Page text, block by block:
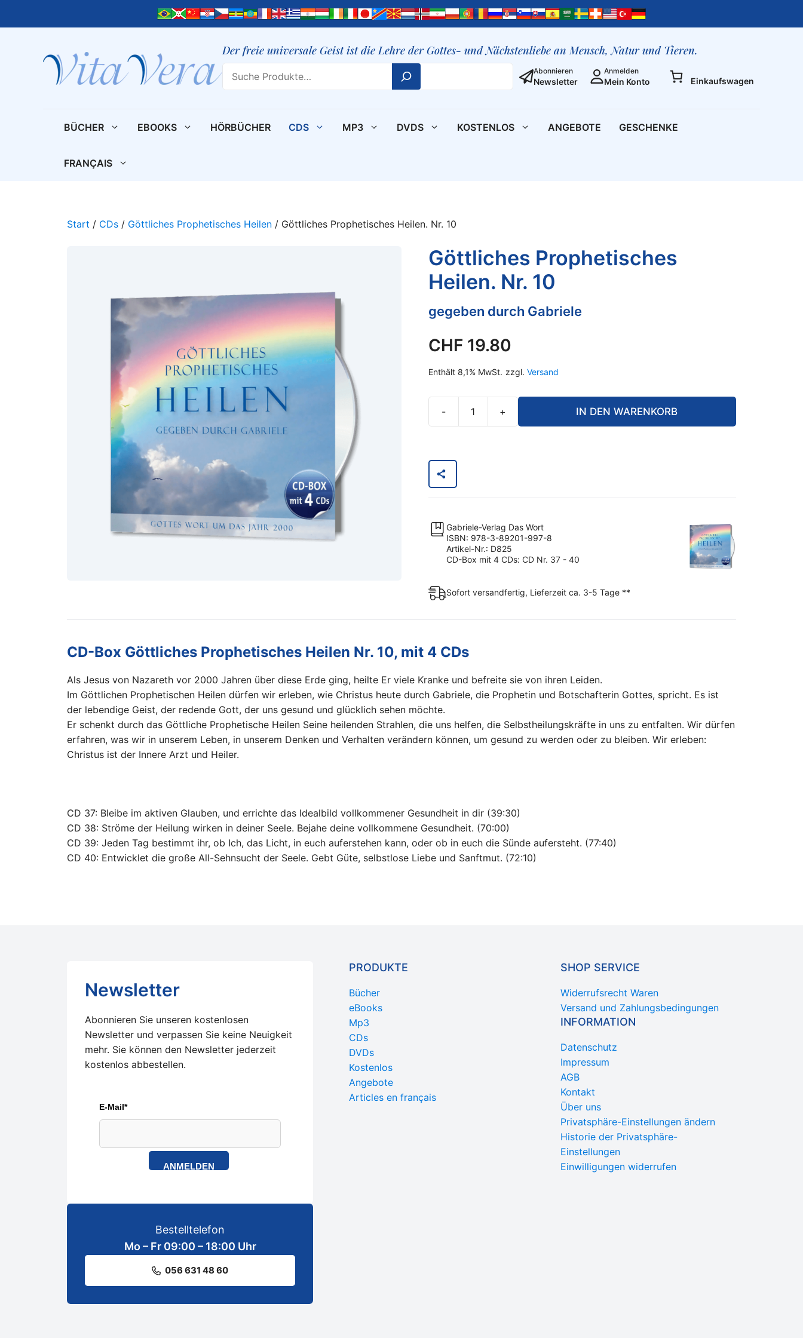
Der freie universale Geist ist die Lehre der Gottes- und Nächstenliebe an Mensch, Natur und Tieren.
Search Abonnieren
Newsletter
Anmelden
Mein Konto Einkaufswagen
BÜCHER EBOOKS HÖRBÜCHER CDS MP3 DVDS KOSTENLOS ANGEBOTE GESCHENKE
FRANÇAIS
Start / CDs / Göttliches Prophetisches Heilen / Göttliches Prophetisches Heilen. Nr. 10
Göttliches Prophetisches
Heilen. Nr. 10
gegeben durch Gabriele
CHF 19.80
Enthält 8,1% MwSt. zzgl. Versand
-
Göttliches
Nr.
10
+ IN DEN WARENKORB
Gabriele-Verlag Das Wort
ISBN: 978-3-89201-997-8
Artikel-Nr.: D825
CD-Box mit 4 CDs: CD Nr. 37 - 40
Sofort versandfertig, Lieferzeit ca. 3-5 Tage **
CD-Box Göttliches Prophetisches Heilen Nr. 10, mit 4 CDs
Als Jesus von Nazareth vor 2000 Jahren über diese Erde ging, heilte Er viele Kranke und befreite sie von ihren Leiden.
Im Göttlichen Prophetischen Heilen dürfen wir erleben, wie Christus heute durch Gabriele, die Prophetin und Botschafterin Gottes, spricht. Es ist
der lebendige Geist, der redende Gott, der uns gesund und glücklich sehen möchte.
Er schenkt durch das Göttliche Prophetische Heilen Seine heilenden Strahlen, die uns helfen, die Selbstheilungskräfte in uns zu entfalten. Wir dürfen
erfahren, was wir in unserem Leben, in unserem Denken und Verhalten verändern können, um gesund zu werden oder zu bleiben. Wir erleben:
Christus ist der Innere Arzt und Heiler.
CD 37: Bleibe im aktiven Glauben, und errichte das Idealbild vollkommener Gesundheit in dir (39:30)
CD 38: Ströme der Heilung wirken in deiner Seele. Bejahe deine vollkommene Gesundheit. (70:00)
CD 39: Jeden Tag bestimmt ihr, ob Ich, das Licht, in euch auferstehen kann, oder ob in euch die Sünde aufersteht. (77:40)
CD 40: Entwicklet die große All-Sehnsucht der Seele. Gebt Güte, selbstlose Liebe und Sanftmut. (72:10)
Newsletter
Abonnieren Sie unseren kostenlosen
Newsletter und verpassen Sie keine Neuigkeit
mehr. Sie können den Newsletter jederzeit
kostenlos abbestellen.
E-Mail*
ANMELDEN
Bestelltelefon
Mo – Fr 09:00 – 18:00 Uhr
056 631 48 60
PRODUKTE
Bücher
eBooks
Mp3
CDs
DVDs
Kostenlos
Angebote
Articles en français
SHOP SERVICE
Widerrufsrecht Waren
Versand und Zahlungsbedingungen
INFORMATION
Datenschutz
Impressum
AGB
Kontakt
Über uns
Privatsphäre-Einstellungen ändern
Historie der Privatsphäre-
Einstellungen
Einwilligungen widerrufen
Heilen.
Nr.
Menge